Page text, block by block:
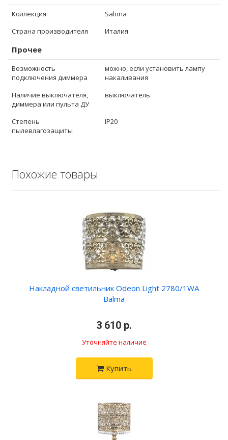
Коллекция
Salona
Страна производителя
Италия
Прочее
Возможность
подключения диммера
можно, если установить лампу
накаливания
Наличие выключателя,
диммера или пульта ДУ
выключатель
Степень
пылевлагозащиты
IP20
Похожие товары
Накладной светильник Odeon Light 2780/1WA
Balma
3 610 р.
Уточняйте наличие
Купить